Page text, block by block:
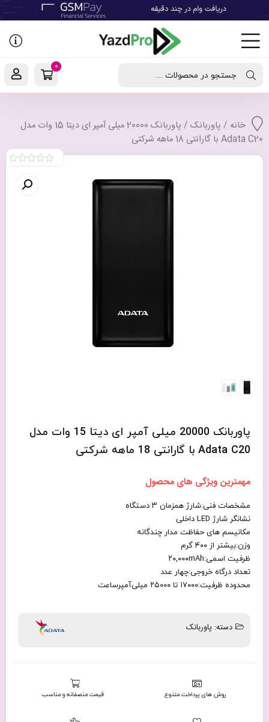
جستجو در محصولات ...
0
خانه / پاوربانک
/ پاوربانک 20000 میلی آمپر ای دیتا 15 وات مدل
Adata C20 با گارانتی 18 ماهه شرکتی
پاوربانک 20000 میلی آمپر ای دیتا 15 وات مدل
Adata C20 با گارانتی 18 ماهه شرکتی
مهمترین ویژگی های محصول
مشخصات فنی:شارژ همزمان ۳ دستگاه
نشانگر شارژ LED داخلی
مکانیسم های حفاظت مدار چندگانه
وزن:بیشتر از ۴۰۰ گرم
ظرفیت اسمی:۲۰,۰۰۰mAh
تعداد درگاه خروجی:چهار عدد
محدوده ظرفیت:۱۷۰۰۰ تا ۲۵۰۰۰ میلی‌آمپرساعت
دسته: پاوربانک
روش های پرداخت متنوع قیمت منصفانه و مناسب